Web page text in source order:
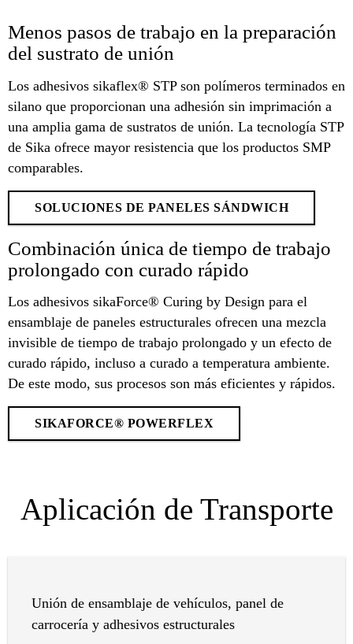
Menos pasos de trabajo en la preparación
del sustrato de unión
Los adhesivos sikaflex® STP son polímeros terminados en
silano que proporcionan una adhesión sin imprimación a
una amplia gama de sustratos de unión. La tecnología STP
de Sika ofrece mayor resistencia que los productos SMP
comparables.
SOLUCIONES DE PANELES SÁNDWICH
Combinación única de tiempo de trabajo
prolongado con curado rápido
Los adhesivos sikaForce® Curing by Design para el
ensamblaje de paneles estructurales ofrecen una mezcla
invisible de tiempo de trabajo prolongado y un efecto de
curado rápido, incluso a curado a temperatura ambiente.
De este modo, sus procesos son más eficientes y rápidos.
SIKAFORCE® POWERFLEX
Aplicación de Transporte
Unión de ensamblaje de vehículos, panel de
carrocería y adhesivos estructurales